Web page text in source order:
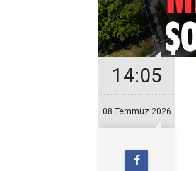
14:05
08 Temmuz 2026